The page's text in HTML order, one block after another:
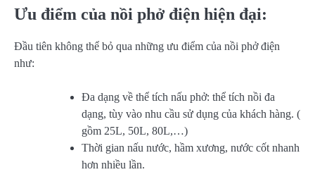
Ưu điểm của nồi phở điện hiện đại:
Đầu tiên không thể bỏ qua những ưu điểm của nồi phở điện
như:
Đa dạng về thể tích nấu phở: thể tích nồi đa
dạng, tùy vào nhu cầu sử dụng của khách hàng. (
gồm 25L, 50L, 80L,…)
Thời gian nấu nước, hầm xương, nước cốt nhanh
hơn nhiều lần.